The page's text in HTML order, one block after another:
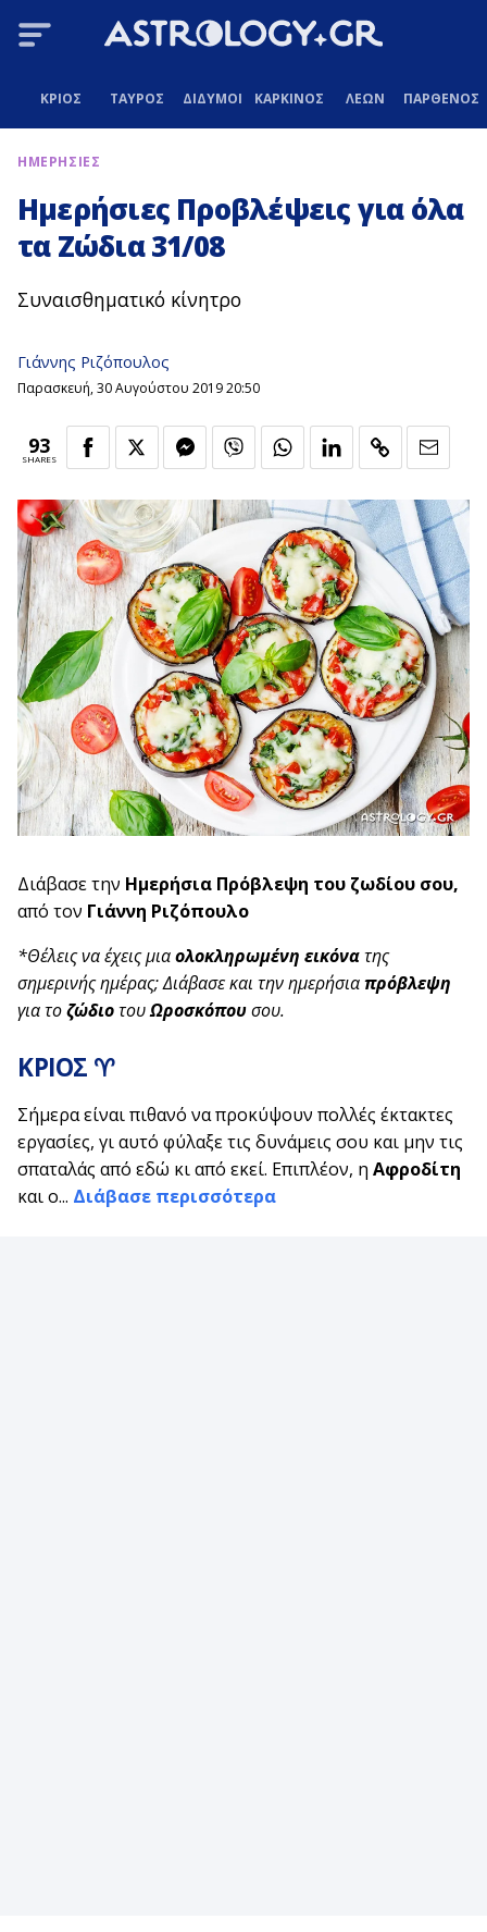
ΚΡΙΟΣ ΤΑΥΡΟΣ ΔΙΔΥΜΟΙ ΚΑΡΚΙΝΟΣ ΛΕΩΝ ΠΑΡΘΕΝΟΣ
ΗΜΕΡΗΣΙΕΣ
Ημερήσιες Προβλέψεις για όλα
τα Ζώδια 31/08
Συναισθηματικό κίνητρο
Γιάννης Ριζόπουλος
Παρασκευή, 30 Αυγούστου 2019 20:50
93
SHARES
Διάβασε την Ημερήσια Πρόβλεψη του ζωδίου σου,
από τον Γιάννη Ριζόπουλο
*Θέλεις να έχεις μιαολοκληρωμένη εικόνατης
σημερινής ημέρας; Διάβασε και την ημερήσιαπρόβλεψη
για τοζώδιοτουΩροσκόπουσου.
ΚΡΙΟΣ ♈
Σήμερα είναι πιθανό να προκύψουν πολλές έκτακτες
εργασίες, γι αυτό φύλαξε τις δυνάμεις σου και μην τις
σπαταλάς από εδώ κι από εκεί. Επιπλέον, η Αφροδίτη
και ο... Διάβασε περισσότερα